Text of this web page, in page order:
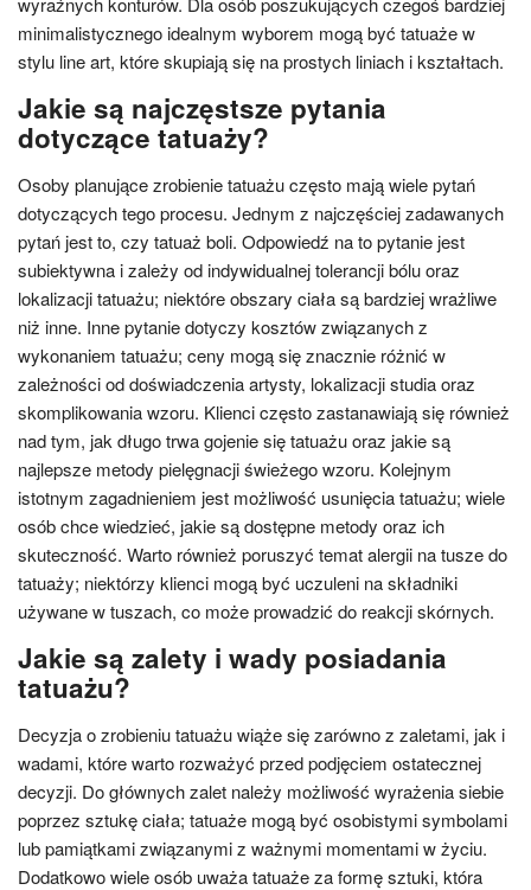
minimalistycznego idealnym wyborem mogą być tatuaże w
stylu line art, które skupiają się na prostych liniach i kształtach.
Jakie są najczęstsze pytania
dotyczące tatuaży?
Osoby planujące zrobienie tatuażu często mają wiele pytań
dotyczących tego procesu. Jednym z najczęściej zadawanych
pytań jest to, czy tatuaż boli. Odpowiedź na to pytanie jest
subiektywna i zależy od indywidualnej tolerancji bólu oraz
lokalizacji tatuażu; niektóre obszary ciała są bardziej wrażliwe
niż inne. Inne pytanie dotyczy kosztów związanych z
wykonaniem tatuażu; ceny mogą się znacznie różnić w
zależności od doświadczenia artysty, lokalizacji studia oraz
skomplikowania wzoru. Klienci często zastanawiają się również
nad tym, jak długo trwa gojenie się tatuażu oraz jakie są
najlepsze metody pielęgnacji świeżego wzoru. Kolejnym
istotnym zagadnieniem jest możliwość usunięcia tatuażu; wiele
osób chce wiedzieć, jakie są dostępne metody oraz ich
skuteczność. Warto również poruszyć temat alergii na tusze do
tatuaży; niektórzy klienci mogą być uczuleni na składniki
używane w tuszach, co może prowadzić do reakcji skórnych.
Jakie są zalety i wady posiadania
tatuażu?
Decyzja o zrobieniu tatuażu wiąże się zarówno z zaletami, jak i
wadami, które warto rozważyć przed podjęciem ostatecznej
decyzji. Do głównych zalet należy możliwość wyrażenia siebie
poprzez sztukę ciała; tatuaże mogą być osobistymi symbolami
lub pamiątkami związanymi z ważnymi momentami w życiu.
Dodatkowo wiele osób uważa tatuaże za formę sztuki, która